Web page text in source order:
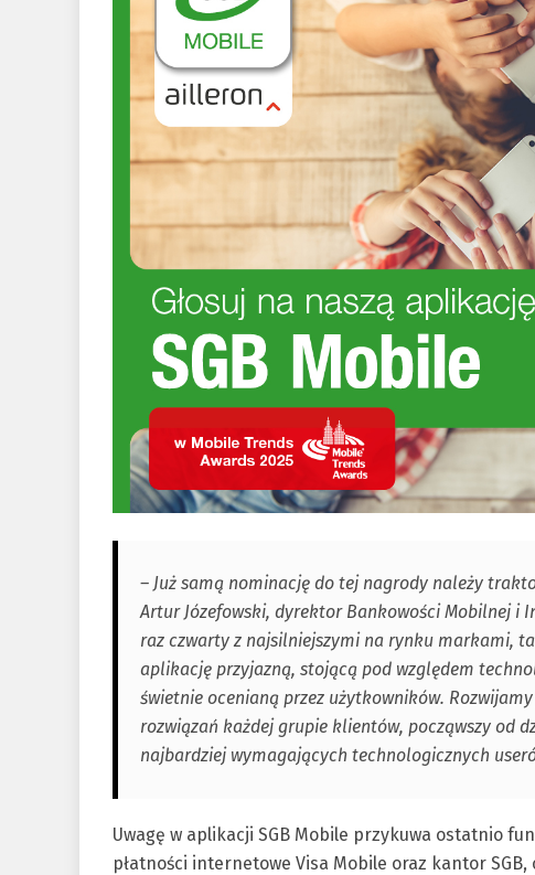
– Już samą nominację do tej nagrody należy
Artur Józefowski, dyrektor Bankowości Mobilnej i
raz czwarty z najsilniejszymi na rynku markami,
aplikację przyjazną, stojącą pod względem
świetnie ocenianą przez użytkowników.
rozwiązań każdej grupie klientów, począwszy od
najbardziej wymagających technologicznych
Uwagę w aplikacji SGB Mobile przykuwa ostatnio
płatności internetowe Visa Mobile oraz kantor SGB,